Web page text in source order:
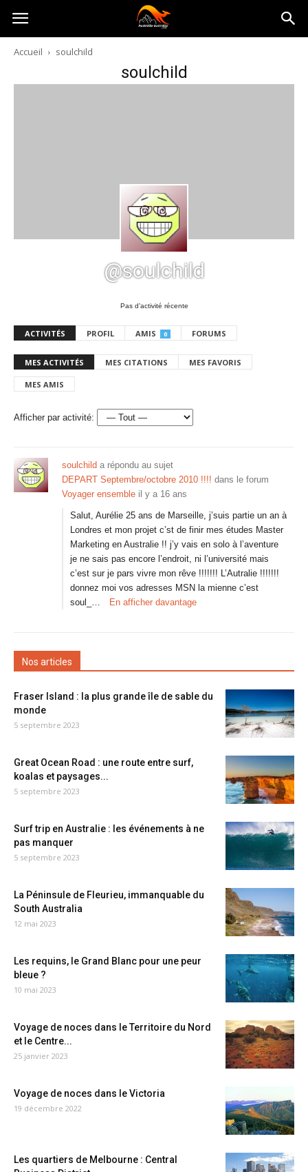
Australia-
australie.com
Accueil soulchild
soulchild
@soulchild
Pas d’activité récente
ACTIVITÉS PROFIL AMIS 0 FORUMS
MES ACTIVITÉS MES CITATIONS MES FAVORIS
MES AMIS
Afficher par activité:
soulchild a répondu au sujet
DEPART Septembre/octobre 2010 !!!! dans le forum
Voyager ensemble il y a 16 ans
Salut, Aurélie 25 ans de Marseille, j’suis partie un an à
Londres et mon projet c’st de finir mes études Master
Marketing en Australie !! j’y vais en solo à l’aventure
je ne sais pas encore l’endroit, ni l’université mais
c’est sur je pars vivre mon rêve !!!!!!! L’Autralie !!!!!!!
donnez moi vos adresses MSN la mienne c’est
soul_…
En afficher davantage
Nos articles
Fraser Island : la plus grande île de sable du
monde
5 septembre 2023
Great Ocean Road : une route entre surf,
koalas et paysages...
5 septembre 2023
Surf trip en Australie : les événements à ne
pas manquer
5 septembre 2023
La Péninsule de Fleurieu, immanquable du
South Australia
12 mai 2023
Les requins, le Grand Blanc pour une peur
bleue ?
10 mai 2023
Voyage de noces dans le Territoire du Nord
et le Centre...
25 janvier 2023
Voyage de noces dans le Victoria
19 décembre 2022
Les quartiers de Melbourne : Central